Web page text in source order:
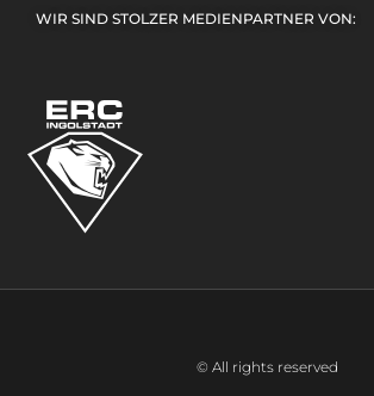
WIR SIND STOLZER MEDIENPARTNER VON:
© All rights reserved